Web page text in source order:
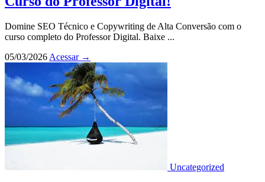
Domine SEO Técnico e Copywriting de Alta Conversão com o
curso completo do Professor Digital. Baixe ...
05/03/2026 Acessar →
Uncategorized